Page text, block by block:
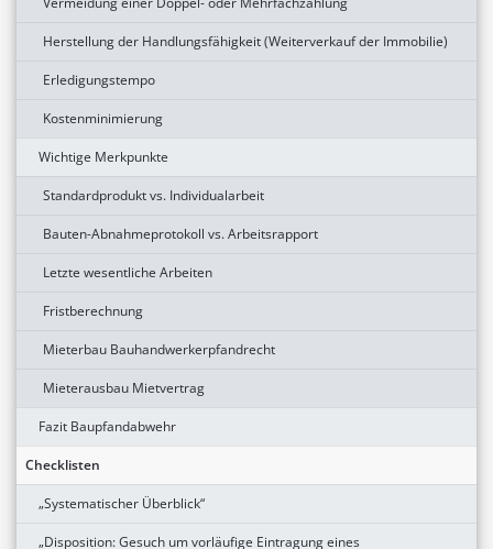
Herstellung der Handlungsfähigkeit (Weiterverkauf der Immobilie)
Erledigungstempo
Kostenminimierung
Wichtige Merkpunkte
Standardprodukt vs. Individualarbeit
Bauten-Abnahmeprotokoll vs. Arbeitsrapport
Letzte wesentliche Arbeiten
Fristberechnung
Mieterbau Bauhandwerkerpfandrecht
Mieterausbau Mietvertrag
Fazit Baupfandabwehr
Checklisten
„Systematischer Überblick“
„Disposition: Gesuch um vorläufige Eintragung eines